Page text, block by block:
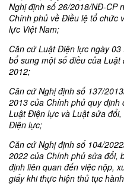
Nghị định số 26/2018/NĐ-CP
Chính phủ về Điều lệ tổ chức
lực Việt Nam;
Căn cứ Luật Điện lực ngày
bổ sung một số điều của
2012;
Căn cứ Nghị định số 137/
2013 của Chính phủ quy
Luật Điện lực và Luật sửa
Điện lực;
Căn cứ Nghị định số 104/
2022 của Chính phủ sửa đổi,
định liên quan đến việc nộp,
giấy khi thực hiện thủ tục